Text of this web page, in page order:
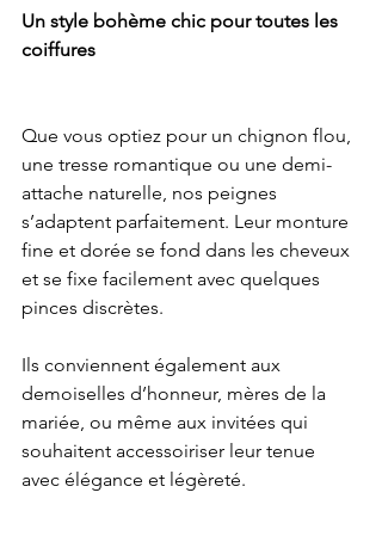
Un style bohème chic pour toutes les
coiffures
Que vous optiez pour un chignon flou,
une tresse romantique ou une demi-
attache naturelle, nos peignes
s’adaptent parfaitement. Leur monture
fine et dorée se fond dans les cheveux
et se fixe facilement avec quelques
pinces discrètes.
Ils conviennent également aux
demoiselles d’honneur, mères de la
mariée, ou même aux invitées qui
souhaitent accessoiriser leur tenue
avec élégance et légèreté.